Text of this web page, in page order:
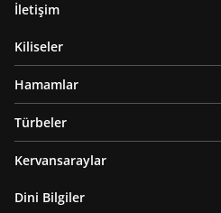
İletişim
Kiliseler
Hamamlar
Türbeler
Kervansaraylar
Dini Bilgiler